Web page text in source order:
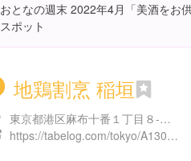
おとなの週末 2022年4月「美酒をお
スポット
地鶏割烹 稲垣
東京都港区麻布十番１丁目８-１２ ウェステル麻布十番 5F
https://tabelog.com/tokyo/A1307/A130702/13165410/